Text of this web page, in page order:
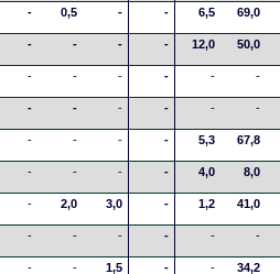
- 0,5 - - 6,5 69,0
- - - - 12,0 50,0
- - - - - -
- - - - - -
- - - - 5,3 67,8
- - - - 4,0 8,0
- 2,0 3,0 - 1,2 41,0
- - - - - -
- - 1,5 - - 34,2